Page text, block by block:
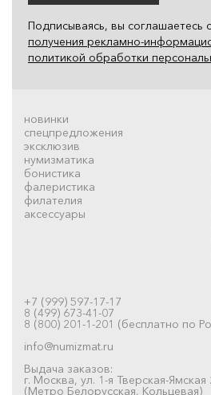
Подписываясь, вы соглашаетесь с
получения рекламно-
политикой обработки
новинки
спецпредложения
эксклюзив
нумизматика
бонистика
фалеристика
филателия
аксессуары
+7 (999) 597-17-17
8 (499) 673-41-07
8 (800) 201-1-201 (бесплатно по
info@numizmat.ru
Выдача заказов:
г. Москва, ул. 1-я Тверская-Ямская
(Метро Белорусская, Кольцевая)